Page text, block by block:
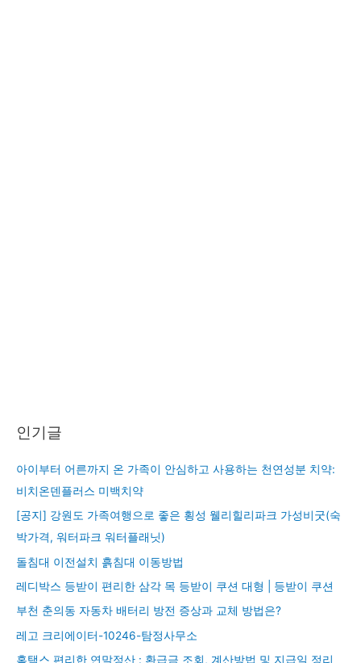
인기글
아이부터 어른까지 온 가족이 안심하고 사용하는 천연성분 치약:
비치온덴플러스 미백치약
[공지] 강원도 가족여행으로 좋은 횡성 웰리힐리파크 가성비굿(숙
박가격, 워터파크 워터플래닛)
돌침대 이전설치 흙침대 이동방법
레디박스 등받이 편리한 삼각 목 등받이 쿠션 대형 | 등받이 쿠션
부천 춘의동 자동차 배터리 방전 증상과 교체 방법은?
레고 크리에이터-10246-탐정사무소
홈택스 편리한 연말정산 : 환급금 조회, 계산방법 및 지급일 정리